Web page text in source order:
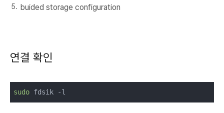
buided storage configuration
연결 확인
sudo